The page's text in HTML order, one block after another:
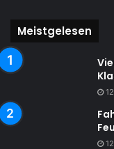
Meistgelesen